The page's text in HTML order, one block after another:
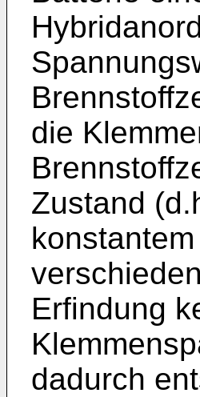
die
Zustand
Erfindung
dadurch